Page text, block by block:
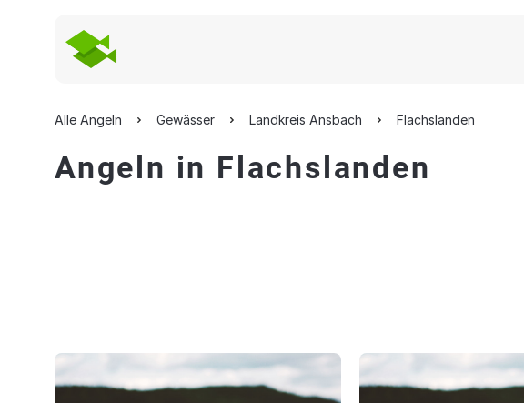
Alle Angeln Gewässer Landkreis Ansbach Flachslanden
Angeln in Flachslanden